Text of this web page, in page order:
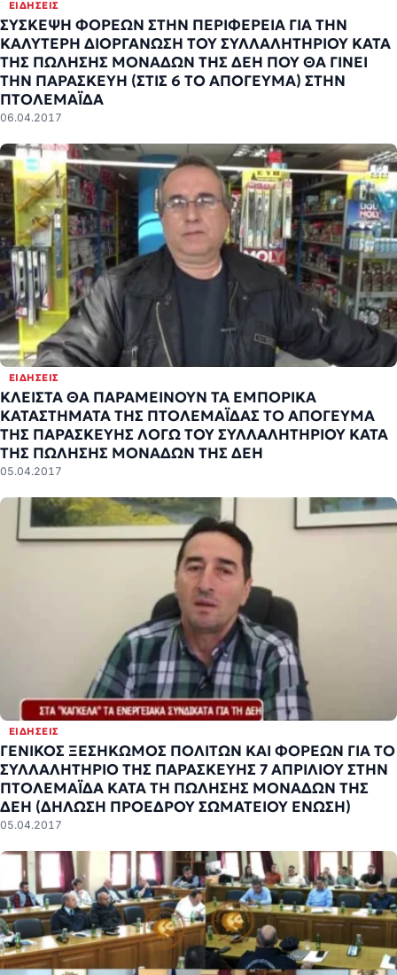
ΕΙΔΉΣΕΙΣ
ΣΥΣΚΕΨΗ ΦΟΡΕΩΝ ΣΤΗΝ ΠΕΡΙΦΕΡΕΙΑ ΓΙΑ ΤΗΝ
ΚΑΛΥΤΕΡΗ ΔΙΟΡΓΑΝΩΣΗ ΤΟΥ ΣΥΛΛΑΛΗΤΗΡΙΟΥ ΚΑΤΑ
ΤΗΣ ΠΩΛΗΣΗΣ ΜΟΝΑΔΩΝ ΤΗΣ ΔΕΗ ΠΟΥ ΘΑ ΓΙΝΕΙ
ΤΗΝ ΠΑΡΑΣΚΕΥΗ (ΣΤΙΣ 6 ΤΟ ΑΠΟΓΕΥΜΑ) ΣΤΗΝ
ΠΤΟΛΕΜΑΪΔΑ
06.04.2017
ΕΙΔΉΣΕΙΣ
ΚΛΕΙΣΤΑ ΘΑ ΠΑΡΑΜΕΙΝΟΥΝ ΤΑ ΕΜΠΟΡΙΚΑ
ΚΑΤΑΣΤΗΜΑΤΑ ΤΗΣ ΠΤΟΛΕΜΑΪΔΑΣ ΤΟ ΑΠΟΓΕΥΜΑ
ΤΗΣ ΠΑΡΑΣΚΕΥΗΣ ΛΟΓΩ ΤΟΥ ΣΥΛΛΑΛΗΤΗΡΙΟΥ ΚΑΤΑ
ΤΗΣ ΠΩΛΗΣΗΣ ΜΟΝΑΔΩΝ ΤΗΣ ΔΕΗ
05.04.2017
ΕΙΔΉΣΕΙΣ
ΓΕΝΙΚΟΣ ΞΕΣΗΚΩΜΟΣ ΠΟΛΙΤΩΝ ΚΑΙ ΦΟΡΕΩΝ ΓΙΑ ΤΟ
ΣΥΛΛΑΛΗΤΗΡΙΟ ΤΗΣ ΠΑΡΑΣΚΕΥΗΣ 7 ΑΠΡΙΛΙΟΥ ΣΤΗΝ
ΠΤΟΛΕΜΑΪΔΑ ΚΑΤΑ ΤΗ ΠΩΛΗΣΗΣ ΜΟΝΑΔΩΝ ΤΗΣ
ΔΕΗ (ΔΗΛΩΣΗ ΠΡΟΕΔΡΟΥ ΣΩΜΑΤΕΙΟΥ ΕΝΩΣΗ)
05.04.2017